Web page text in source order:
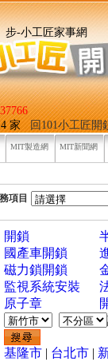
有丿步-小工
:4 家回101小工匠開
MIT製造網 MIT新聞網
項目
開鎖
國產車開鎖
磁力鎖開鎖
監視系統安裝
原子章
基隆市 | 台北市 |